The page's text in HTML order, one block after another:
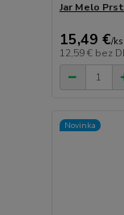
Jar Melo
15,49 €/ks
12,59 € bez
Novinka